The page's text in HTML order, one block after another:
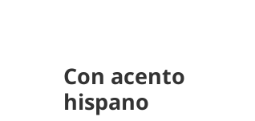
Con acento
hispano